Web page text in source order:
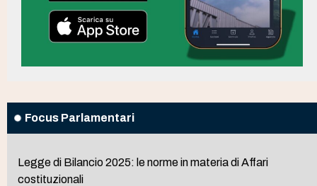
Focus Parlamentari
Legge di Bilancio 2025: le norme in materia di Affari
costituzionali